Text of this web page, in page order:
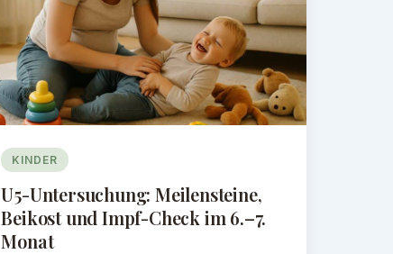
KINDER
U5-Untersuchung: Meilensteine,
Beikost und Impf-Check im 6.–7.
Monat